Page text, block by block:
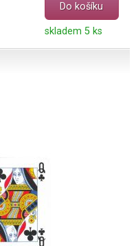
Do košíku
skladem 5 ks